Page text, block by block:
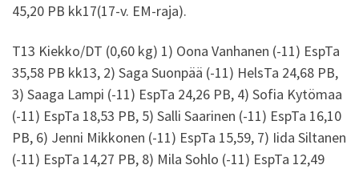
45,20 PB kk17(17-v. EM-raja).
T13 Kiekko/DT (0,60 kg) 1) Oona Vanhanen (-11) EspTa
35,58 PB kk13, 2) Saga Suonpää (-11) HelsTa 24,68 PB,
3) Saaga Lampi (-11) EspTa 24,26 PB, 4) Sofia Kytömaa
(-11) EspTa 18,53 PB, 5) Salli Saarinen (-11) EspTa 16,10
PB, 6) Jenni Mikkonen (-11) EspTa 15,59, 7) Iida Siltanen
(-11) EspTa 14,27 PB, 8) Mila Sohlo (-11) EspTa 12,49